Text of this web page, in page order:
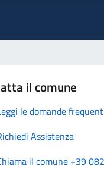
il comune
le domande
Assistenza
il comune +39